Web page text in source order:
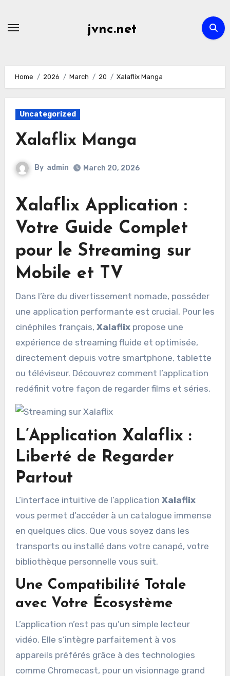
jvnc.net
Home 2026 March 20 Xalaflix Manga
Uncategorized
Xalaflix Manga
By admin March 20, 2026
Xalaflix Application :
Votre Guide Complet
pour le Streaming sur
Mobile et TV
Dans l’ère du divertissement nomade, posséder
une application performante est crucial. Pour les
cinéphiles français, Xalaflixpropose une
expérience de streaming fluide et optimisée,
directement depuis votre smartphone, tablette
ou téléviseur. Découvrez comment l’application
redéfinit votre façon de regarder films et séries.
L’Application Xalaflix :
Liberté de Regarder
Partout
L’interface intuitive de l’application Xalaflix
vous permet d’accéder à un catalogue immense
en quelques clics. Que vous soyez dans les
transports ou installé dans votre canapé, votre
bibliothèque personnelle vous suit.
Une Compatibilité Totale
avec Votre Écosystème
L’application n’est pas qu’un simple lecteur
vidéo. Elle s’intègre parfaitement à vos
appareils préférés grâce à des technologies
comme Chromecast, pour un visionnage grand